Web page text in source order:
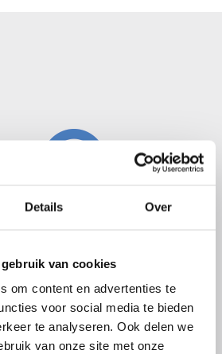
Details Over
van cookies
om content en advertenties te
voor social media te bieden
te analyseren. Ook delen we
van onze site met onze